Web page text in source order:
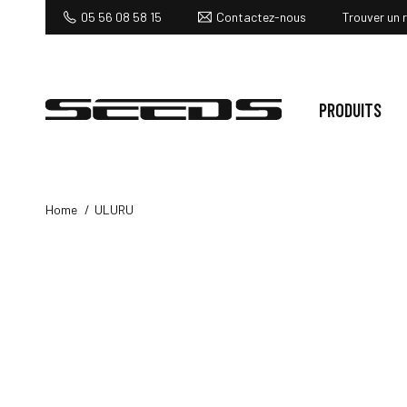
05 56 08 58 15 Contactez-nous Trouver un
PRODUITS
Home ULURU